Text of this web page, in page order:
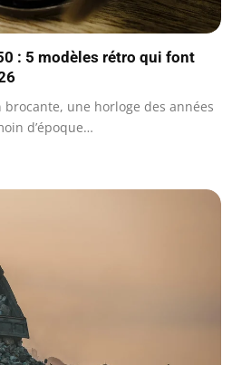
: 5 modèles rétro qui font
une horloge des années
d’époque…